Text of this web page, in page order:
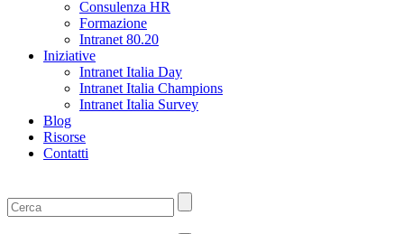
Consulenza HR
Formazione
Intranet 80.20
Iniziative
Intranet Italia Day
Intranet Italia Champions
Intranet Italia Survey
Blog
Risorse
Contatti